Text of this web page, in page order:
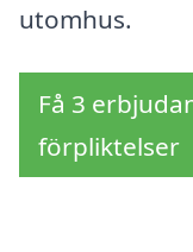
utomhus.
Få 3
förpliktelser